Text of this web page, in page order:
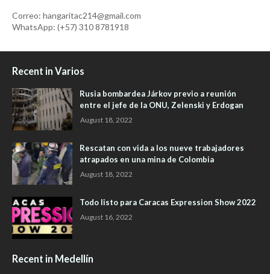
Correo: hangaritac214@gmail.com
WhatsApp: (+57) 310 8781918
Recent in Varios
Rusia bombardea Járkov previo a reunión
entre el jefe de la ONU, Zelenski y Erdogan
August 18, 2022
Rescatan con vida a los nueve trabajadores
atrapados en una mina de Colombia
August 18, 2022
Todo listo para Caracas Expression Show 2022
August 16, 2022
Recent in Medellín